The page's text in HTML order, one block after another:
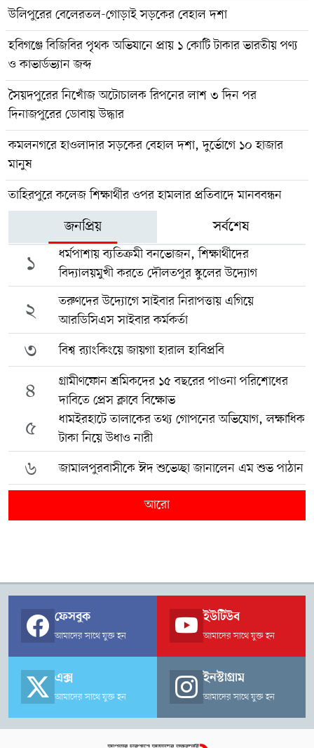
উলিপুরের বেলেরতল-গোড়াই সড়কের বেহাল দশা
হবিগঞ্জে বিজিবির পৃথক অভিযানে প্রায় ১ কোটি টাকার ভারতীয় পণ্য
ও কাভার্ডভ্যান জব্দ
সৈয়দপুরের নিখোঁজ অটোচালক রিপনের লাশ ৩ দিন পর
দিনাজপুরের ডোবায় উদ্ধার
কমলনগরে হাওলাদার সড়কের বেহাল দশা, দুর্ভোগে ১০ হাজার
মানুষ
তাহিরপুরে কলেজ শিক্ষার্থীর ওপর হামলার প্রতিবাদে মানববন্ধন
জনপ্রিয় সর্বশেষ
১
ধর্মপাশায় ব্যতিক্রমী বনভোজন, শিক্ষার্থীদের
বিদ্যালয়মুখী করতে দৌলতপুর স্কুলের উদ্যোগ
২
তরুণদের উদ্যোগে সাইবার নিরাপত্তায় এগিয়ে
আরডিসিএস সাইবার কর্মকর্তা
৩ বিশ্ব র‍্যাংকিংয়ে জায়গা হারাল হাবিপ্রবি
৪
গ্রামীণফোন শ্রমিকদের ১৫ বছরের পাওনা পরিশোধের
দাবিতে প্রেস ক্লাবে বিক্ষোভ
৫
ধামইরহাটে তালাকের তথ্য গোপনের অভিযোগ, লক্ষাধিক
টাকা নিয়ে উধাও নারী
৬ জামালপুরবাসীকে ঈদ শুভেচ্ছা জানালেন এম শুভ পাঠান
আরো
ফেসবুক
আমাদের সাথে যুক্ত হন
ইউটিউব
আমাদের সাথে যুক্ত হন
এক্স
আমাদের সাথে যুক্ত হন
ইনস্টাগ্রাম
আমাদের সাথে যুক্ত হন